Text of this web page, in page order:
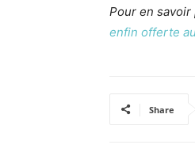
Pour en savoir
enfin offerte
Share